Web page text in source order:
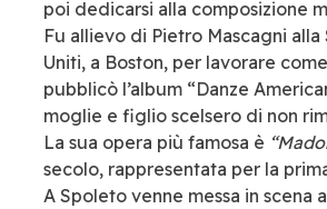
poi dedicarsi alla composizione
Fu allievo di Pietro Mascagni
Uniti, a Boston, per lavorare
pubblicò l’album “Danze
moglie e figlio scelsero di non
La sua opera più famosa è
secolo, rappresentata per la
A Spoleto venne messa in